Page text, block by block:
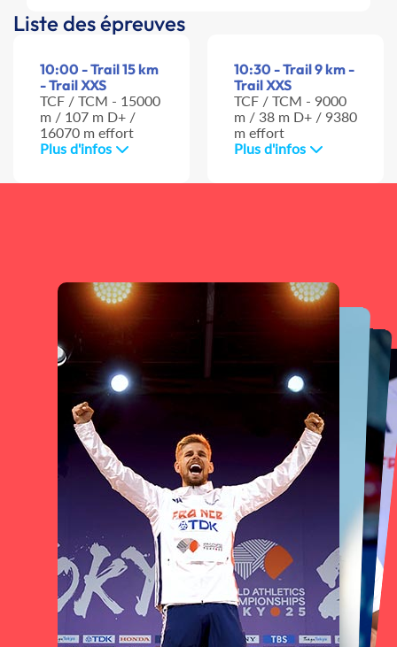
Liste des épreuves
10:00 - Trail 15 km
- Trail XXS
TCF / TCM - 15000
m / 107 m D+ /
16070 m effort
Plus d'infos
10:30 - Trail 9 km -
Trail XXS
TCF / TCM - 9000
m / 38 m D+ / 9380
m effort
Plus d'infos